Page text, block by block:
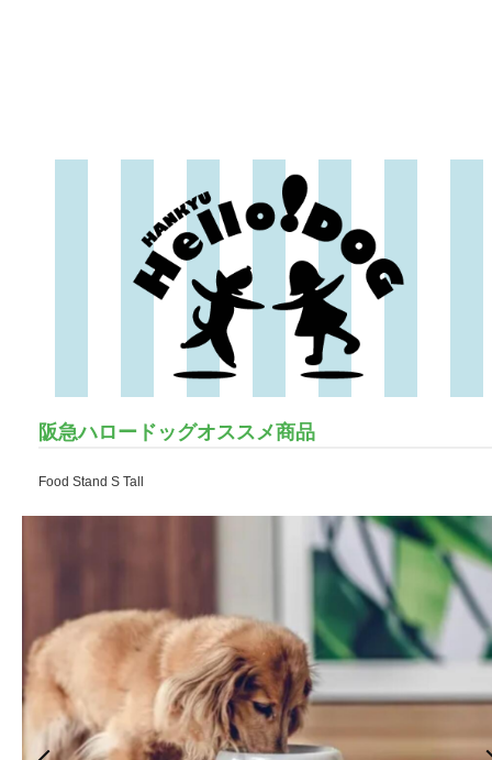
阪急ハロードッグオススメ商品
Food Stand S Tall